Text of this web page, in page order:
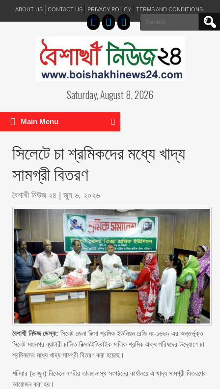
ABOUT US CONTACT US PRIVACY POLICY TERMS AND CONDITIONS
Search
for:
Saturday, August 8, 2026
Main Menu
সিলেটে চা শ্রমিকদের মধ্যে খাদ্য
সামগ্রী বিতরণ
বৈশাখী নিউজ ২৪ | জুন ৬, ২০২৬
বৈশাখী নিউজ ডেস্ক: সিলেট জেলা রিক্সা শ্রমিক ইউনিয়ন রেজি নং-১৬৬৯ এর অন্তর্ভূক্ত
সিলেট মহানগর ব্যাটারী চালিত রিক্সা/ইজিবাইক মালিক শ্রমিক ঐক্য পরিষদের উদ্যোগে চা
শ্রমিকদের মধ্যে খাদ্য সামগ্রী বিতরণ করা হয়েছে।
শনিবার (৬ জুন) বিকেলে নগরীর তালতলাস্থ সংগঠনের কার্যালয়ে এ খাদ্য সামগ্রী বিতরণের
আয়োজন করা হয়।